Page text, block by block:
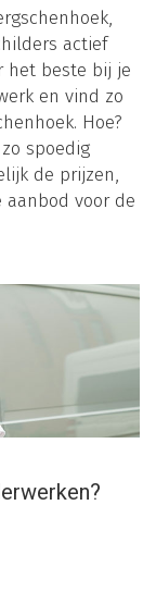
actief
het beste bij je
en vind zo
Hoe?
spoedig
de prijzen,
voor de